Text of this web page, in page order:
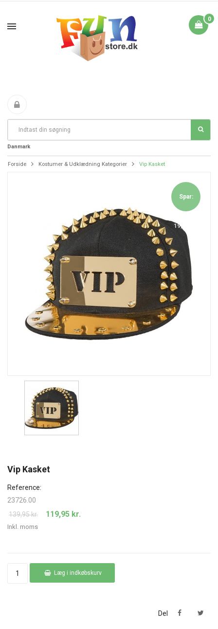
0
Fri Fragt fra 199 i
Danmark
DAG TIL DAG LEVERING
Forside Kostumer & Udklædning Kategorier Vip Kasket
Spar:
19,95 Kr.
Vip Kasket
Reference:
23726.00
139,95 kr.
119,95 kr.
Inkl. moms
Læg i indkøbskurv
Del